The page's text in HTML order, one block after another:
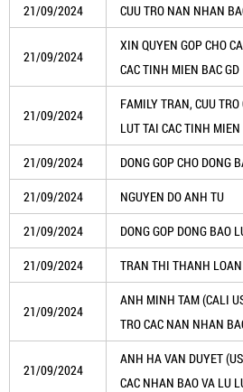
21/09/2024
CUU TRO NAN NHAN
21/09/2024
XIN QUYEN GOP CHO
CAC TINH MIEN BAC GD
21/09/2024
FAMILY TRAN, CUU
LUT TAI CAC TINH MIEN
21/09/2024
DONG GOP CHO DONG
21/09/2024
NGUYEN DO ANH TU
21/09/2024
DONG GOP DONG BAO
21/09/2024
TRAN THI THANH LOAN
21/09/2024
ANH MINH TAM (CALI
TRO CAC NAN NHAN
21/09/2024
ANH HA VAN DUYET
CAC NHAN BAO VA LU